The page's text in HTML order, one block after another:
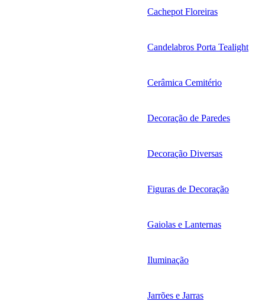
Cachepot Floreiras
Candelabros Porta Tealight
Cerâmica Cemitério
Decoração de Paredes
Decoração Diversas
Figuras de Decoração
Gaiolas e Lanternas
Iluminação
Jarrões e Jarras